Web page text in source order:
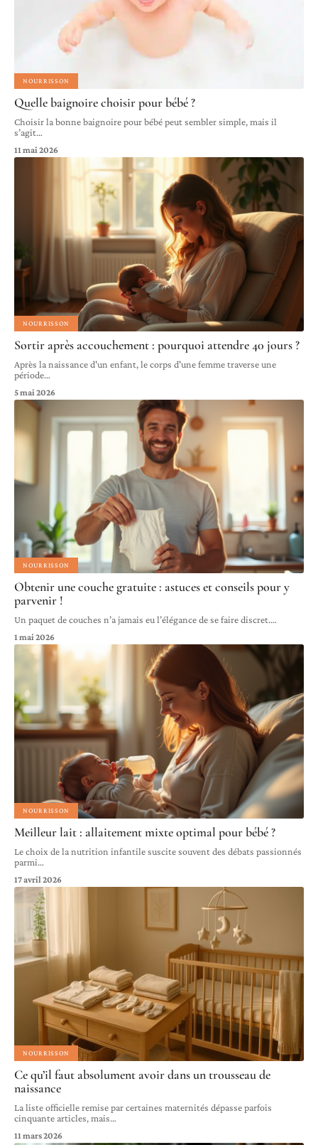
NOURRISSON
Quelle baignoire choisir pour bébé ?
Choisir la bonne baignoire pour bébé peut sembler simple, mais il
s’agit…
11 mai 2026
NOURRISSON
Sortir après accouchement : pourquoi attendre 40 jours ?
Après la naissance d'un enfant, le corps d'une femme traverse une
période…
5 mai 2026
NOURRISSON
Obtenir une couche gratuite : astuces et conseils pour y
parvenir !
Un paquet de couches n’a jamais eu l’élégance de se faire discret.…
1 mai 2026
NOURRISSON
Meilleur lait : allaitement mixte optimal pour bébé ?
Le choix de la nutrition infantile suscite souvent des débats passionnés
parmi…
17 avril 2026
NOURRISSON
Ce qu’il faut absolument avoir dans un trousseau de
naissance
La liste officielle remise par certaines maternités dépasse parfois
cinquante articles, mais…
11 mars 2026